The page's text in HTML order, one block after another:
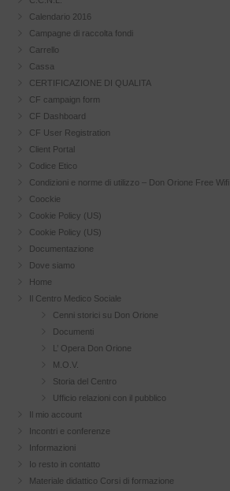
Calendario 2016
Campagne di raccolta fondi
Carrello
Cassa
CERTIFICAZIONE DI QUALITA
CF campaign form
CF Dashboard
CF User Registration
Client Portal
Codice Etico
Condizioni e norme di utilizzo – Don Orione Free Wifi
Coockie
Cookie Policy (US)
Cookie Policy (US)
Documentazione
Dove siamo
Home
Il Centro Medico Sociale
Cenni storici su Don Orione
Documenti
L’ Opera Don Orione
M.O.V.
Storia del Centro
Ufficio relazioni con il pubblico
Il mio account
Incontri e conferenze
Informazioni
Io resto in contatto
Materiale didattico Corsi di formazione